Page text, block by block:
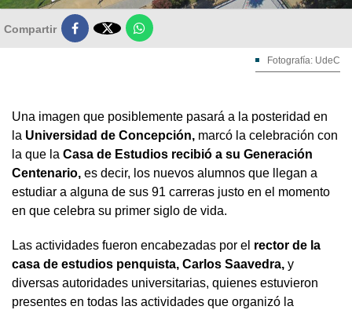
Compartir 
Fotografía: UdeC
Una imagen que posiblemente pasará a la posteridad en
la Universidad de Concepción, marcó la celebración con
la que la Casa de Estudios recibió a su Generación
Centenario, es decir, los nuevos alumnos que llegan a
estudiar a alguna de sus 91 carreras justo en el momento
en que celebra su primer siglo de vida.
Las actividades fueron encabezadas por el rector de la
casa de estudios penquista, Carlos Saavedra, y
diversas autoridades universitarias, quienes estuvieron
presentes en todas las actividades que organizó la